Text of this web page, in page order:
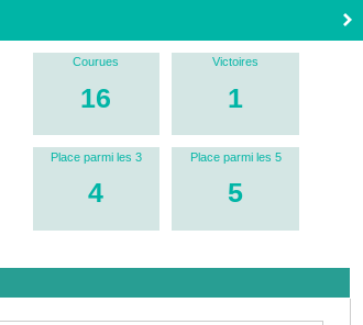
Courues
16
Victoires
1
Place parmi les 3
4
Place parmi les 5
5